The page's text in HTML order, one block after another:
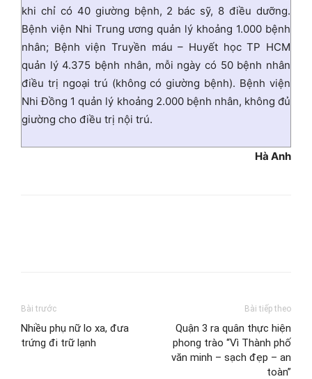
khi chỉ có 40 giường bệnh, 2 bác sỹ, 8 điều dưỡng.
Bệnh viện Nhi Trung ương quản lý khoảng 1.000 bệnh
nhân; Bệnh viện Truyền máu – Huyết học TP HCM
quản lý 4.375 bệnh nhân, mỗi ngày có 50 bệnh nhân
điều trị ngoại trú (không có giường bệnh). Bệnh viện
Nhi Đồng 1 quản lý khoảng 2.000 bệnh nhân, không đủ
giường cho điều trị nội trú.
Hà Anh
Bài trước
Nhiều phụ nữ lo xa, đưa
trứng đi trữ lạnh
Bài tiếp theo
Quận 3 ra quân thực hiện
phong trào “Vì Thành phố
văn minh – sạch đẹp – an
toàn”